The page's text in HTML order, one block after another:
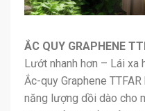
ẮC QUY GRAPHENE
Lướt nhanh hơn – Lái xa
Ắc-quy Graphene
năng lượng dồi dào cho